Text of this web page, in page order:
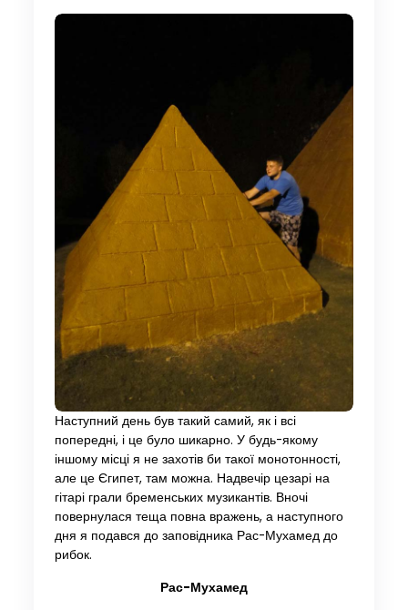
Наступний день був такий самий, як і всі
попередні, і це було шикарно. У будь-якому
іншому місці я не захотів би такої монотонності,
але це Єгипет, там можна. Надвечір цезарі на
гітарі грали бременських музикантів. Вночі
повернулася теща повна вражень, а наступного
дня я подався до заповідника Рас-Мухамед до
рибок.
Рас-Мухамед